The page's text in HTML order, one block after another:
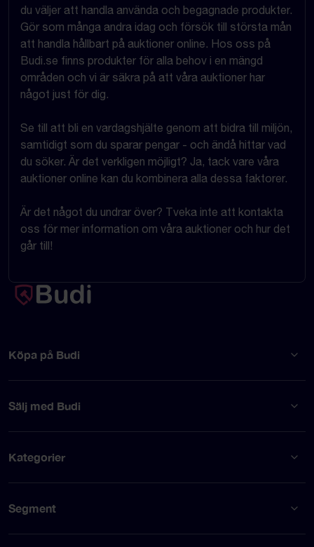
du väljer att handla använda och begagnade produkter.
Gör som många andra idag och försök till största mån
att handla hållbart på auktioner online. Hos oss på
Budi.se finns produkter för alla behov i en mängd
områden och vi är säkra på att våra auktioner har
något just för dig.
Se till att bli en vardagshjälte genom att bidra till miljön,
samtidigt som du sparar pengar - och ändå hittar vad
du söker. Är det verkligen möjligt? Ja, tack vare våra
auktioner online kan du kombinera alla dessa faktorer.
Är det något du undrar över? Tveka inte att kontakta
oss för mer information om våra auktioner och hur det
går till!
Köpa på Budi
Sälj med Budi
Kategorier
Segment